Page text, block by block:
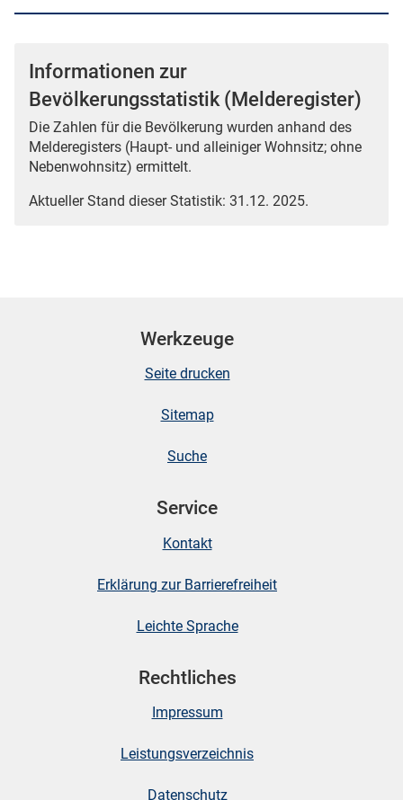
Informationen zur
Bevölkerungsstatistik (Melderegister)
Die Zahlen für die Bevölkerung wurden anhand des
Melderegisters (Haupt- und alleiniger Wohnsitz; ohne
Nebenwohnsitz) ermittelt.
Aktueller Stand dieser Statistik: 31.12. 2025.
Werkzeuge
Seite drucken
Sitemap
Suche
Service
Kontakt
Erklärung zur Barrierefreiheit
Leichte Sprache
Rechtliches
Impressum
Leistungsverzeichnis
Datenschutz